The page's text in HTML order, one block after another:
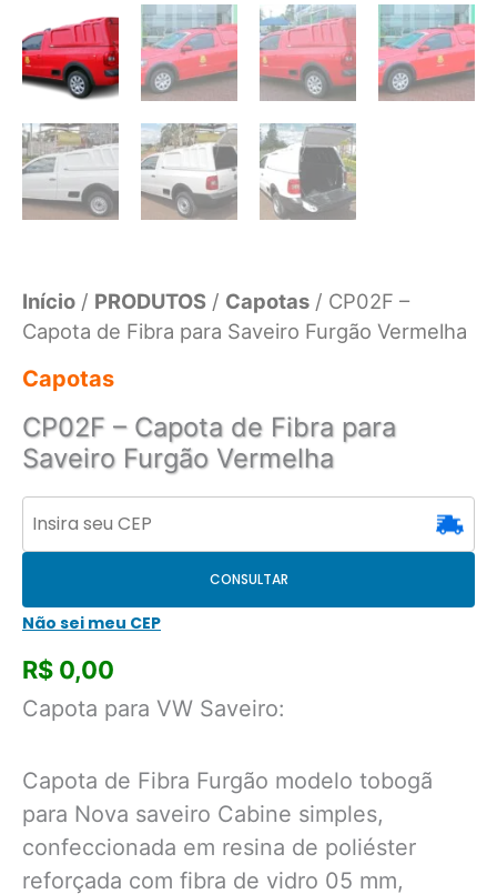
Início / PRODUTOS / Capotas / CP02F –
Capota de Fibra para Saveiro Furgão Vermelha
Capotas
CP02F – Capota de Fibra para
Saveiro Furgão Vermelha
CONSULTAR
Não sei meu CEP
R$ 0,00
Capota para VW Saveiro:
Capota de Fibra Furgão modelo tobogã
para Nova saveiro Cabine simples,
confeccionada em resina de poliéster
reforçada com fibra de vidro 05 mm,